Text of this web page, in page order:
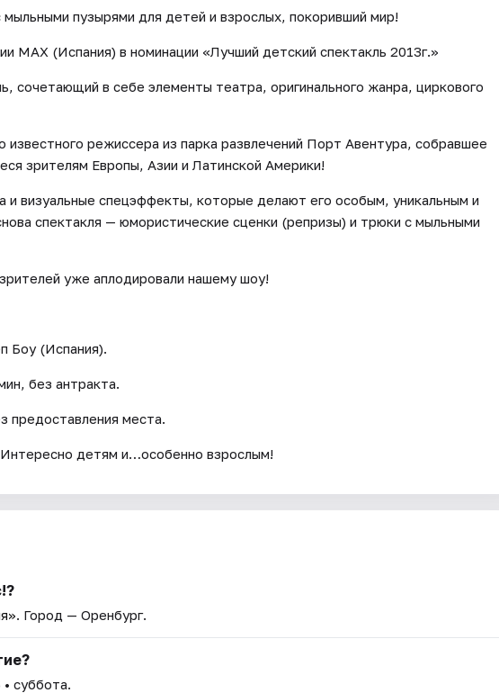
пузырями для детей и взрослых, покоривший мир!
MAX (Испания) в номинации «Лучший детский спектакль 2013г.»
сочетающий в себе элементы театра, оригинального жанра, циркового
режиссера из парка развлечений Порт Авентура, собравшее
зрителям Европы, Азии и Латинской Америки!
и визуальные спецэффекты, которые делают его особым, уникальным и
спектакля — юмористические сценки (репризы) и трюки с мыльными
уже аплодировали нашему шоу!
Боу (Испания).
без антракта.
предоставления места.
детям и…особенно взрослым!
. Город — Оренбург.
• суббота.